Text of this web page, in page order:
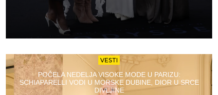
VESTI
POČELA NEDELJA VISOKE MODE U PARIZU:
SCHIAPARELLI VODI U MORSKE DUBINE, DIOR U SRCE
DIVLJINE